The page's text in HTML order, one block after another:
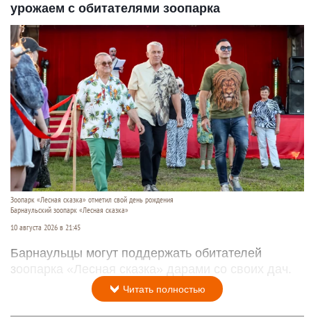
урожаем с обитателями зоопарка
Зоопарк «Лесная сказка» отметил свой день рождения
Барнаульский зоопарк «Лесная сказка»
10 августа 2026 в 21:45
Барнаульцы могут поддержать обитателей
зоопарка «Лесная сказка» дарами со своих дач.
Читать полностью